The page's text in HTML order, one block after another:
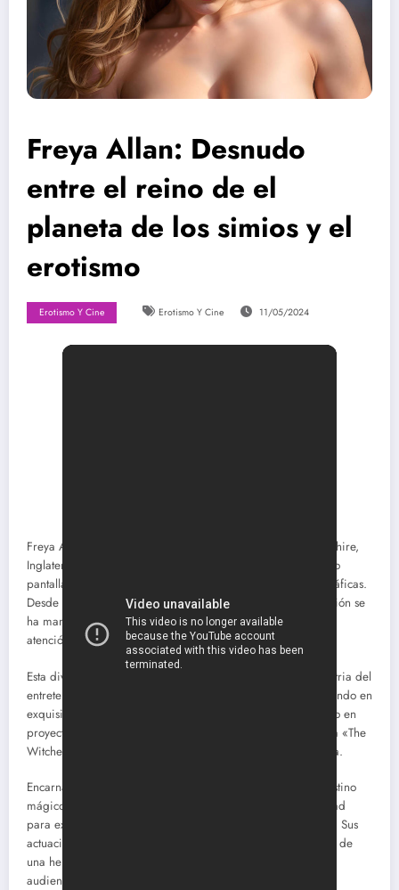
Freya Allan: Desnudo
entre el reino de el
planeta de los simios y el
erotismo
Erotismo Y Cine Erotismo Y Cine 11/05/2024
Freya Allan, nacida el 6 de septiembre de 2001 en Oxfordshire,
Inglaterra, irradia una sensualidad natural que ha encendido
pantallas en producciones tanto televisivas como cinematográficas.
Desde una edad temprana, su ardiente pasión por la actuación se
ha manifestado con una intensidad seductora, capturando la
atención de audiencias y críticos por igual.
Esta diva del espectáculo dio sus primeros pasos en la industria del
entretenimiento con una determinación irresistible, participando en
exquisitas producciones teatrales y cautivando con su encanto en
proyectos escolares. Pero fue su papel en la serie de fantasía «The
Witcher» lo que desencadenó su explosivo ascenso a la fama.
Encarnando a la deslumbrante Ciri, una princesa con un destino
mágico y enigmático, Freya Allan deslumbró con su habilidad
para explorar la complejidad y sensualidad de su personaje. Sus
actuaciones provocativas y magnéticas capturaron la esencia de
una heroína con profundidad y magnetismo, dejando a la
audiencia hechizada por su carisma irresistible.